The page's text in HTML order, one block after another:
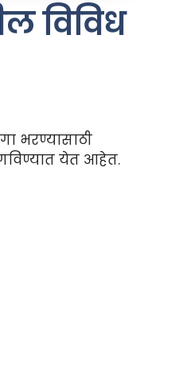
विविध
भरण्यासाठी
येत आहेत.